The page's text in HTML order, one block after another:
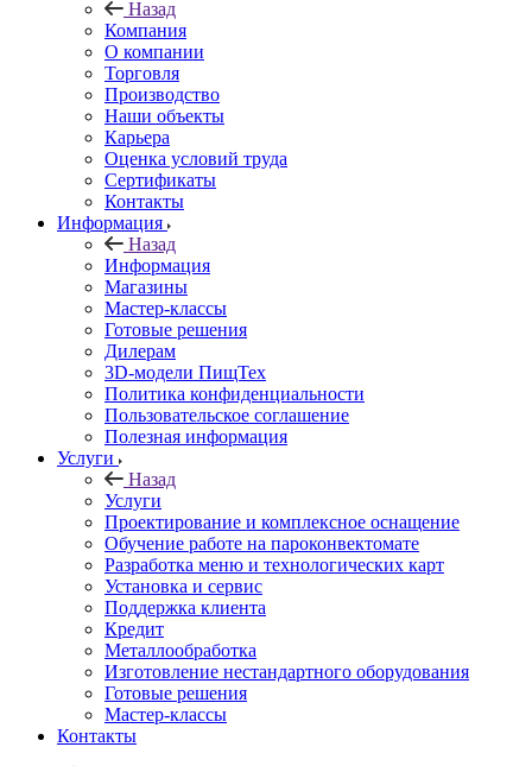
Назад
Компания
О компании
Торговля
Производство
Наши объекты
Карьера
Оценка условий труда
Сертификаты
Контакты
Информация
Назад
Информация
Магазины
Мастер-классы
Готовые решения
Дилерам
3D-модели ПищТех
Политика конфиденциальности
Пользовательское соглашение
Полезная информация
Услуги
Назад
Услуги
Проектирование и комплексное оснащение
Обучение работе на пароконвектомате
Разработка меню и технологических карт
Установка и сервис
Поддержка клиента
Кредит
Металлообработка
Изготовление нестандартного оборудования
Готовые решения
Мастер-классы
Контакты